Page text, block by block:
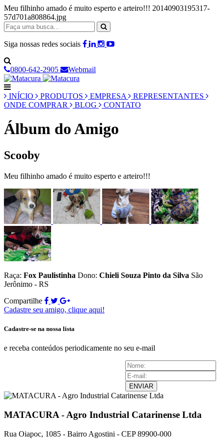
Meu filhinho amado é muito esperto e arteiro!!! 20140903195317-
57d701a808864.jpg
Siga nossas redes sociais
0800-642-2905 Webmail
INÍCIO PRODUTOS EMPRESA
REPRESENTANTES
ONDE COMPRAR
BLOG CONTATO
Álbum do Amigo
Scooby
Meu filhinho amado é muito esperto e arteiro!!!
Raça: Fox Paulistinha Dono: Chieli Souza Pinto da Silva São
Jerônimo - RS
Compartilhe
Cadastre seu amigo, clique aqui!
Cadastre-se na nossa lista
e receba conteúdos periodicamente no seu e-mail
ENVIAR
MATACURA - Agro Industrial Catarinense Ltda
Rua Oiapoc, 1085 - Bairro Agostini - CEP 89900-000